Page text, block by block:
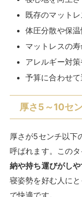
納や持ち運びがし
寝姿勢を好む人に
で快適です。
デメリットとして
め、体に負担がか
向き寝や仰向け寝
に痛みを感じる可
【厚さ5～10セン
軽量で持ち運
硬めの寝心地が
体圧分散や保温